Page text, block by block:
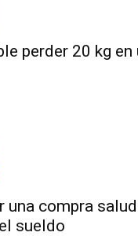
perder 20 kg en
una compra
sueldo